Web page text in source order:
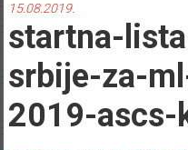
15.08.2019.
startna-
srbije-za-
2019-ascs-